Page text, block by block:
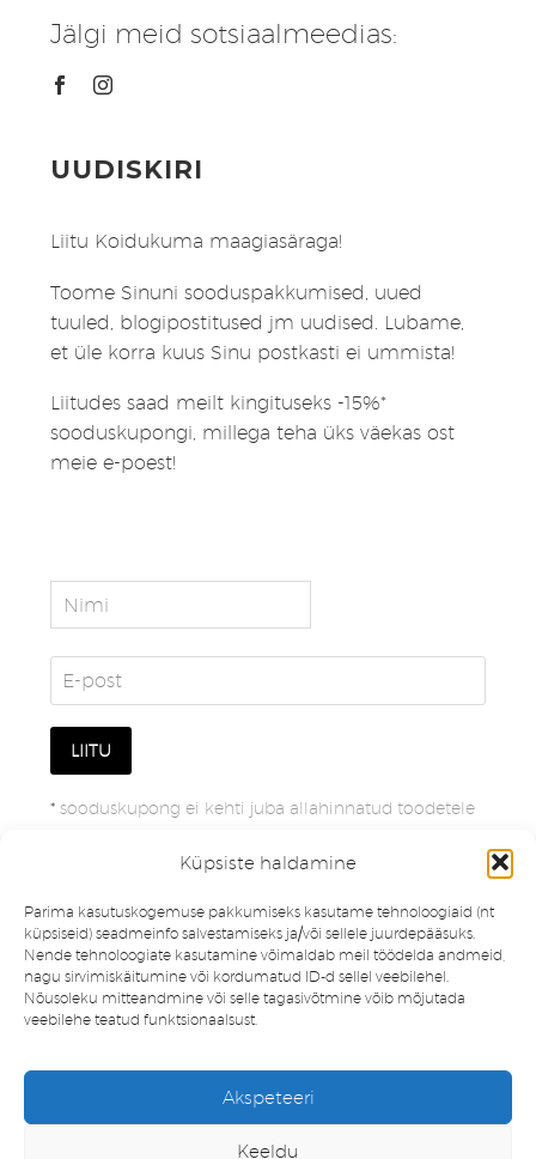
Küpsiste haldamine
Parima kasutuskogemuse pakkumiseks kasutame tehnoloogiaid (nt
küpsiseid) seadmeinfo salvestamiseks ja/või sellele juurdepääsuks.
Nende tehnoloogiate kasutamine võimaldab meil töödelda andmeid,
nagu sirvimiskäitumine või kordumatud ID-d sellel veebilehel.
Nõusoleku mitteandmine või selle tagasivõtmine võib mõjutada
veebilehe teatud funktsionaalsust.
Akspeteeri
Keeldu
Jälgi meid sotsiaalmeedias:
UUDISKIRI
Liitu Koidukuma maagiasäraga!
Toome Sinuni sooduspakkumised, uued
tuuled, blogipostitused jm uudised. Lubame,
et üle korra kuus Sinu postkasti ei ummista!
Liitudes saad meilt kingituseks -15%*
sooduskupongi, millega teha üks väekas ost
meie e-poest!
* sooduskupong ei kehti juba allahinnatud toodetele
Müügitingimused Privaatsuspoliitika
Minu konto Soovinimekiri